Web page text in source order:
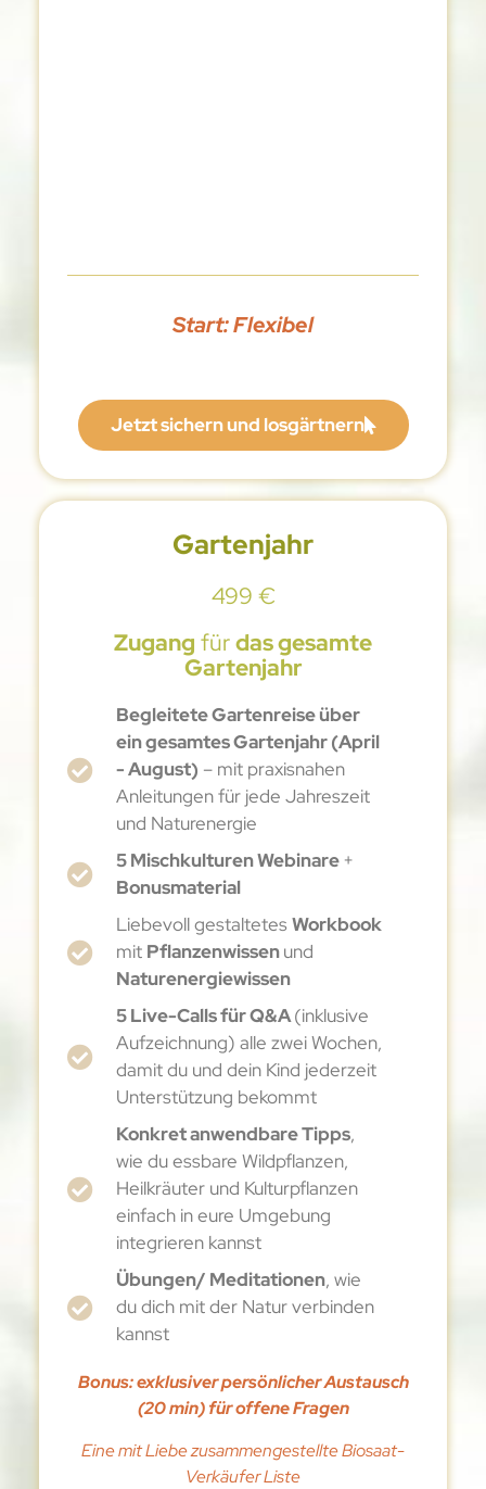
Start: Flexibel
Jetzt sichern und losgärtnern
Gartenjahr
499 €
Zugang fürdas gesamte
Gartenjahr
Begleitete Gartenreise über
ein gesamtes Gartenjahr (April
- August) – mit praxisnahen
Anleitungen für jede Jahreszeit
und Naturenergie
5 Mischkulturen Webinare +
Bonusmaterial
Liebevoll gestaltetesWorkbook
mit Pflanzenwissenund
Naturenergiewissen
5 Live-Calls für Q&A(inklusive
Aufzeichnung) alle zwei Wochen,
damit du und dein Kind jederzeit
Unterstützung bekommt
Konkret anwendbare Tipps,
wie du essbare Wildpflanzen,
Heilkräuter und Kulturpflanzen
einfach in eure Umgebung
integrieren kannst
Übungen/ Meditationen, wie
du dich mit der Natur verbinden
kannst
Bonus: exklusiver persönlicher Austausch
(20 min) für offene Fragen
Eine mit Liebe zusammengestellte Biosaat-
Verkäufer Liste